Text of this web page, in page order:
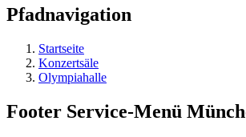
Pfadnavigation
Startseite
Konzertsäle
Olympiahalle
Footer Service-Menü